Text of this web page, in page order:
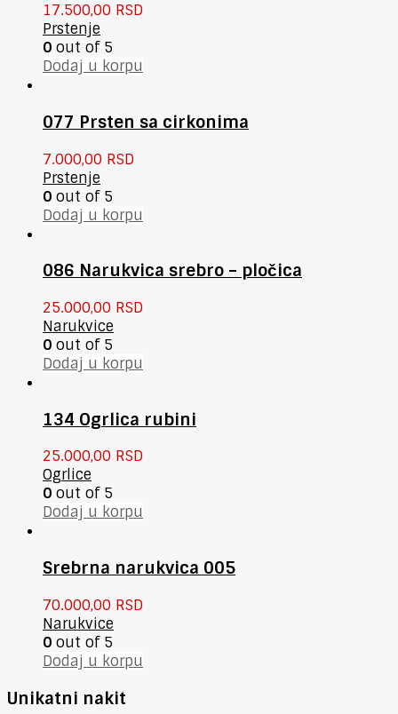
17.500,00 RSD
Prstenje
0 out of 5
Dodaj u korpu
077 Prsten sa cirkonima
7.000,00 RSD
Prstenje
0 out of 5
Dodaj u korpu
086 Narukvica srebro – pločica
25.000,00 RSD
Narukvice
0 out of 5
Dodaj u korpu
134 Ogrlica rubini
25.000,00 RSD
Ogrlice
0 out of 5
Dodaj u korpu
Srebrna narukvica 005
70.000,00 RSD
Narukvice
0 out of 5
Dodaj u korpu
Unikatni nakit